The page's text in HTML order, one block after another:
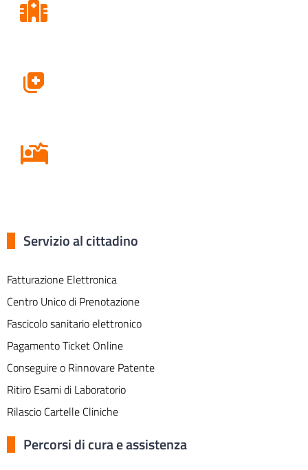
Servizio al cittadino
Fatturazione Elettronica
Centro Unico di Prenotazione
Fascicolo sanitario elettronico
Pagamento Ticket Online
Conseguire o Rinnovare Patente
Ritiro Esami di Laboratorio
Rilascio Cartelle Cliniche
Percorsi di cura e assistenza